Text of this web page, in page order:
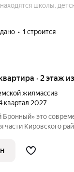
школы,
1 строится
· 2 этаж
жилмассив
квартал 2027
квартал в
части Кировского
им. Синягина 10 минут пешком, а